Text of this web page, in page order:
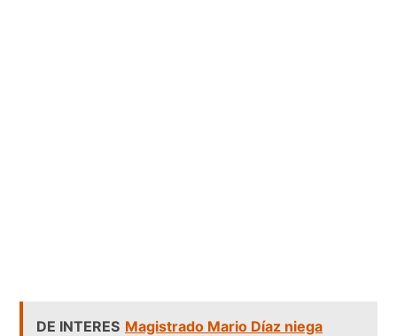
DE INTERES Magistrado Mario Díaz niega